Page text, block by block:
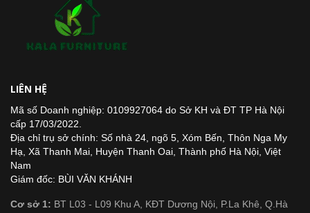
LIÊN HỆ
Mã số Doanh nghiệp: 0109927064 do Sở KH và ĐT TP Hà Nội
cấp 17/03/2022.
Địa chỉ trụ sở chính: Số nhà 24, ngõ 5, Xóm Bến, Thôn Nga My
Hạ, Xã Thanh Mai, Huyện Thanh Oai, Thành phố Hà Nội, Việt
Nam
Giám đốc: BÙI VĂN KHÁNH
Cơ sở 1: BT L03 - L09 Khu A, KĐT Dương Nội, P.La Khê, Q.Hà